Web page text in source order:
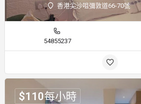
香港尖沙咀彌敦道66-70號
54855237
$110每小時